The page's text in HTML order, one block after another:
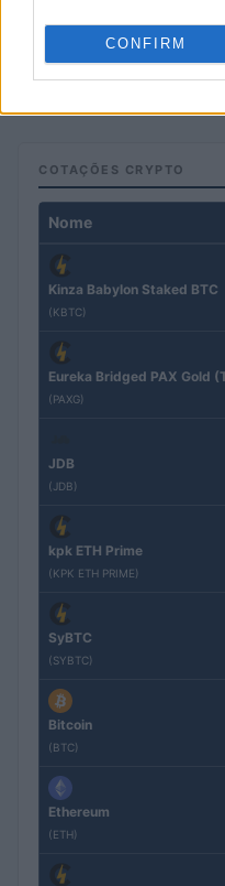
CONFIRM
Petróleo Brent cai 8.46%
generalizada
Rafael Oliveira · 4 ago 2026
COTAÇÕES CRYPTO
Nome
Kinza Babylon Staked BTC
(KBTC)
Eureka Bridged PAX Gold
(PAXG)
JDB
(JDB)
kpk ETH Prime
(KPK ETH PRIME)
SyBTC
(SYBTC)
Bitcoin
(BTC)
Ethereum
(ETH)